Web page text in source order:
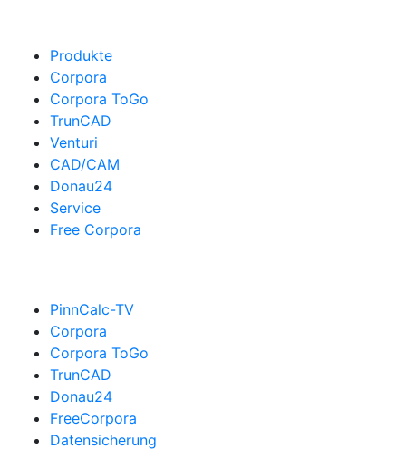
Produkte
Corpora
Corpora ToGo
TrunCAD
Venturi
CAD/CAM
Donau24
Service
Free Corpora
PinnCalc-TV
Corpora
Corpora ToGo
TrunCAD
Donau24
FreeCorpora
Datensicherung